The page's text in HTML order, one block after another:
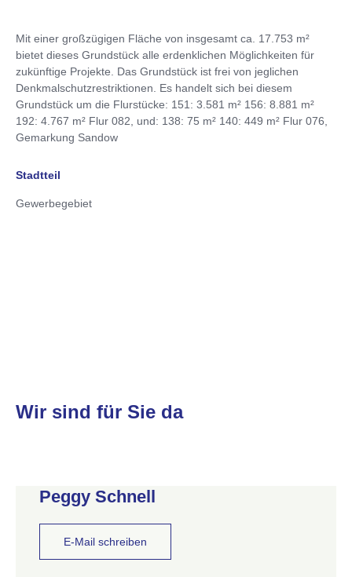
Mit einer großzügigen Fläche von insgesamt ca. 17.753 m²
bietet dieses Grundstück alle erdenklichen Möglichkeiten für
zukünftige Projekte. Das Grundstück ist frei von jeglichen
Denkmalschutzrestriktionen. Es handelt sich bei diesem
Grundstück um die Flurstücke: 151: 3.581 m² 156: 8.881 m²
192: 4.767 m² Flur 082, und: 138: 75 m² 140: 449 m² Flur 076,
Gemarkung Sandow
Stadtteil
Gewerbegebiet
Wir sind für Sie da
Peggy Schnell
E-Mail schreiben